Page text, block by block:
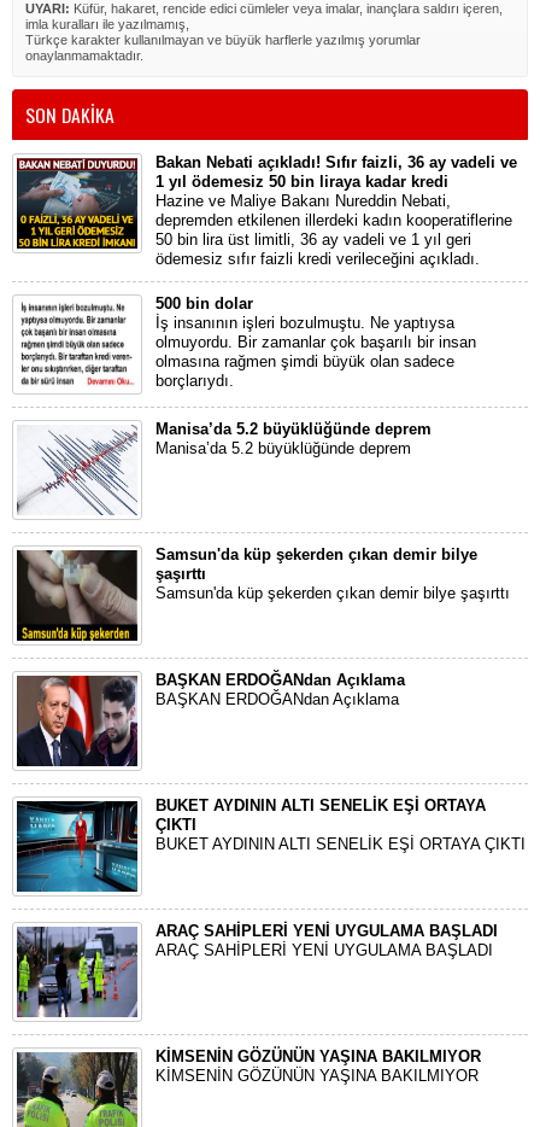
UYARI: Küfür, hakaret, rencide edici cümleler veya imalar, inançlara saldırı içeren,
imla kuralları ile yazılmamış,
Türkçe karakter kullanılmayan ve büyük harflerle yazılmış yorumlar
onaylanmamaktadır.
SON DAKİKA
Bakan Nebati açıkladı! Sıfır faizli, 36 ay vadeli ve
1 yıl ödemesiz 50 bin liraya kadar kredi
Hazine ve Maliye Bakanı Nureddin Nebati,
depremden etkilenen illerdeki kadın kooperatiflerine
50 bin lira üst limitli, 36 ay vadeli ve 1 yıl geri
ödemesiz sıfır faizli kredi verileceğini açıkladı.
500 bin dolar
İş insanının işleri bozulmuştu. Ne yaptıysa
olmuyordu. Bir zamanlar çok başarılı bir insan
olmasına rağmen şimdi büyük olan sadece
borçlarıydı.
Manisa’da 5.2 büyüklüğünde deprem
Manisa’da 5.2 büyüklüğünde deprem
Samsun'da küp şekerden çıkan demir bilye
şaşırttı
Samsun'da küp şekerden çıkan demir bilye şaşırttı
BAŞKAN ERDOĞANdan Açıklama
BAŞKAN ERDOĞANdan Açıklama
BUKET AYDININ ALTI SENELİK EŞİ ORTAYA
ÇIKTI
BUKET AYDININ ALTI SENELİK EŞİ ORTAYA ÇIKTI
ARAÇ SAHİPLERİ YENİ UYGULAMA BAŞLADI
ARAÇ SAHİPLERİ YENİ UYGULAMA BAŞLADI
KİMSENİN GÖZÜNÜN YAŞINA BAKILMIYOR
KİMSENİN GÖZÜNÜN YAŞINA BAKILMIYOR